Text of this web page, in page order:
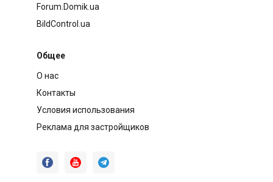
Forum.Domik.ua
BildControl.ua
Общее
О нас
Контакты
Условия использования
Реклама для застройщиков
  